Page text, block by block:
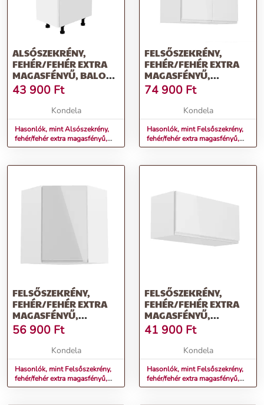
ALSÓSZEKRÉNY,
FEHÉR/FEHÉR EXTRA
MAGASFÉNYŰ, BALOS,
AURORA D30
43 900 Ft
Kondela
Hasonlók, mint Alsószekrény,
fehér/fehér extra magasfényű,
balos, AURORA D30
FELSŐSZEKRÉNY,
FEHÉR/FEHÉR EXTRA
MAGASFÉNYŰ,
AURORA G80
74 900 Ft
Kondela
Hasonlók, mint Felsőszekrény,
fehér/fehér extra magasfényű,
AURORA G80
FELSŐSZEKRÉNY,
FEHÉR/FEHÉR EXTRA
MAGASFÉNYŰ,
AURORA G60N
56 900 Ft
Kondela
Hasonlók, mint Felsőszekrény,
fehér/fehér extra magasfényű,
AURORA G60N
FELSŐSZEKRÉNY,
FEHÉR/FEHÉR EXTRA
MAGASFÉNYŰ,
AURORA G80K
41 900 Ft
Kondela
Hasonlók, mint Felsőszekrény,
fehér/fehér extra magasfényű,
AURORA G80K